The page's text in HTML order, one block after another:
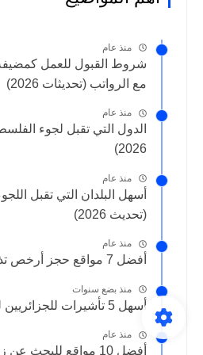
منذ عام
شروط القبول للعمل
مع الرواتب (تحديثات 2026)
منذ عام
2026)
منذ عام
أسهل البلدان التي تقبل
(تحديث 2026)
منذ عام
أفضل 7 مواقع حجز أرخص تذاكر طيران لعام 2026
منذ بضع سنوات
أسهل 5 تأشيرات للجزائريين لسنة 2025
منذ عام
أفضل 10 مواقع للبحث